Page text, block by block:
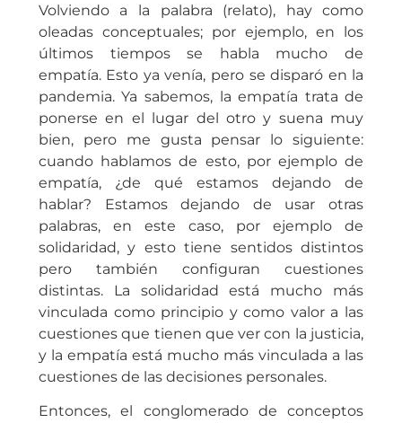
Volviendo a la palabra (relato), hay como
oleadas conceptuales; por ejemplo, en los
últimos tiempos se habla mucho de
empatía. Esto ya venía, pero se disparó en la
pandemia. Ya sabemos, la empatía trata de
ponerse en el lugar del otro y suena muy
bien, pero me gusta pensar lo siguiente:
cuando hablamos de esto, por ejemplo de
empatía, ¿de qué estamos dejando de
hablar? Estamos dejando de usar otras
palabras, en este caso, por ejemplo de
solidaridad, y esto tiene sentidos distintos
pero también configuran cuestiones
distintas. La solidaridad está mucho más
vinculada como principio y como valor a las
cuestiones que tienen que ver con la justicia,
y la empatía está mucho más vinculada a las
cuestiones de las decisiones personales.
Entonces, el conglomerado de conceptos